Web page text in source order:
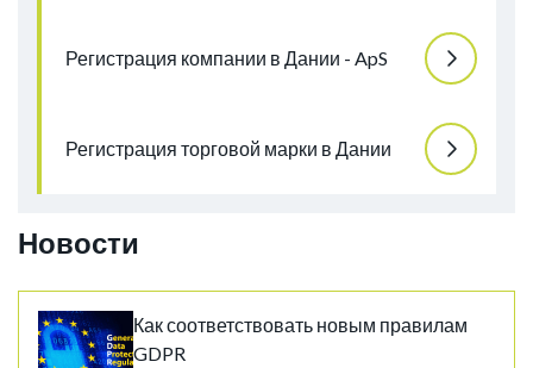
Регистрация компании в Дании - ApS
Регистрация торговой марки в Дании
Новости
Как соответствовать новым правилам
GDPR